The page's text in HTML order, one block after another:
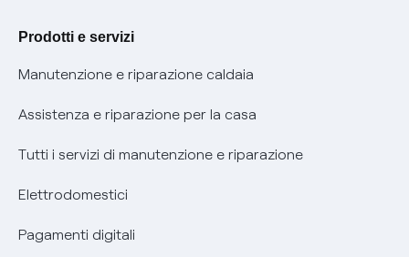
Informativa RAEE
Prodotti e servizi
Manutenzione e riparazione caldaia
Assistenza e riparazione per la casa
Tutti i servizi di manutenzione e riparazione
Elettrodomestici
Pagamenti digitali